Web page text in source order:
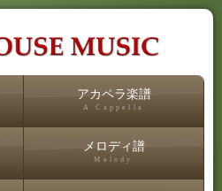
アカペラ楽譜
A Cappella
メロディ譜
Melody